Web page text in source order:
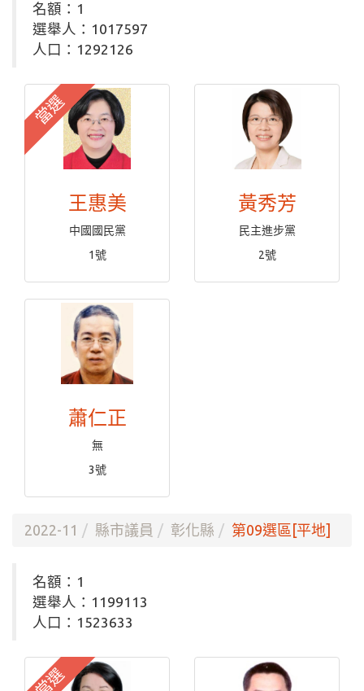
名額：1
選舉人：1017597
人口：1292126
當選
王惠美
中國國民黨
1號
黃秀芳
民主進步黨
2號
蕭仁正
無
3號
2022-11 縣市議員 彰化縣 第09選區[平地]
名額：1
選舉人：1199113
人口：1523633
當選